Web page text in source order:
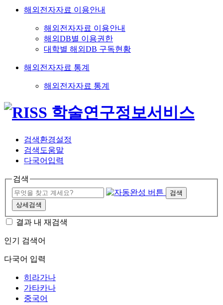
해외전자자료 이용안내
해외전자자료 이용안내
해외DB별 이용권한
대학별 해외DB 구독현황
해외전자자료 통계
해외전자자료 통계
검색환경설정
검색도움말
다국어입력
검색
검색
상세검색
결과 내 재검색
인기 검색어
다국어 입력
히라가나
가타카나
중국어